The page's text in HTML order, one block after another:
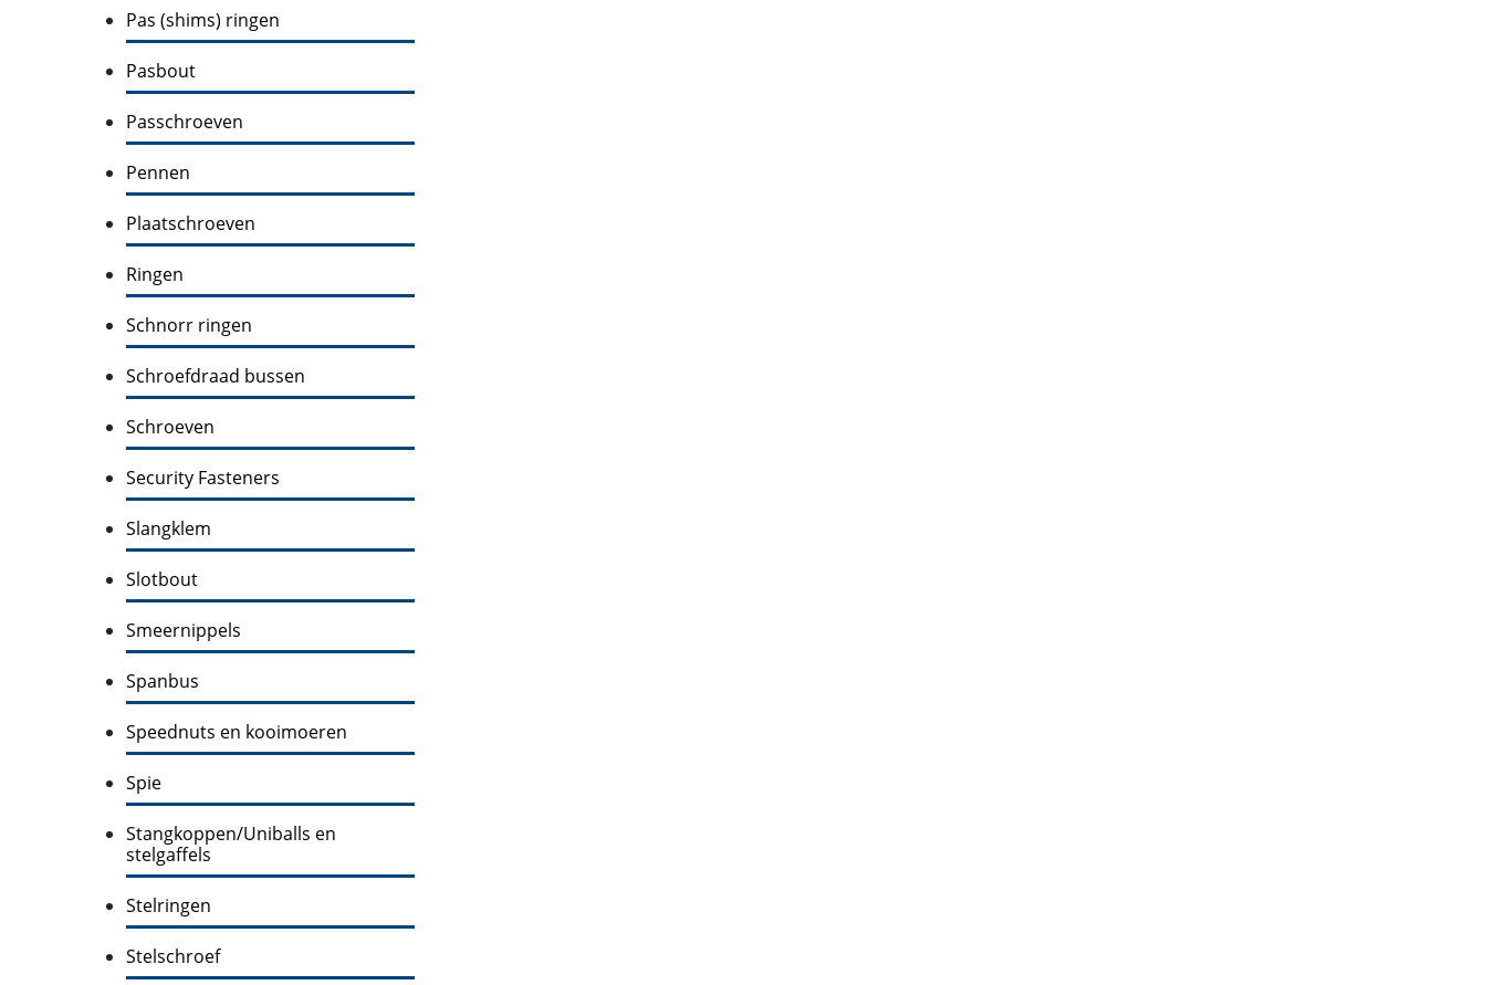
Pas (shims) ringen
Pasbout
Passchroeven
Pennen
Plaatschroeven
Ringen
Schnorr ringen
Schroefdraad bussen
Schroeven
Security Fasteners
Slangklem
Slotbout
Smeernippels
Spanbus
Speednuts en kooimoeren
Spie
Stangkoppen/Uniballs en
stelgaffels
Stelringen
Stelschroef